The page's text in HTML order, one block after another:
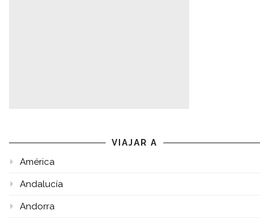
VIAJAR A
América
Andalucía
Andorra